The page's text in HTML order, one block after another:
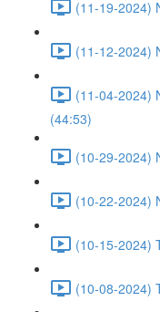
(11-19-2024)
(11-12-2024)
(11-04-2024)
(44:53)
(10-29-2024)
(10-22-2024)
(10-15-2024)
(10-08-2024)